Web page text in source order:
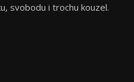
svobodu i trochu kouzel.